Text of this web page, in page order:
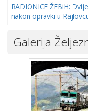
RADIONICE ŽFBiH:
nakon opravki u
Galerija